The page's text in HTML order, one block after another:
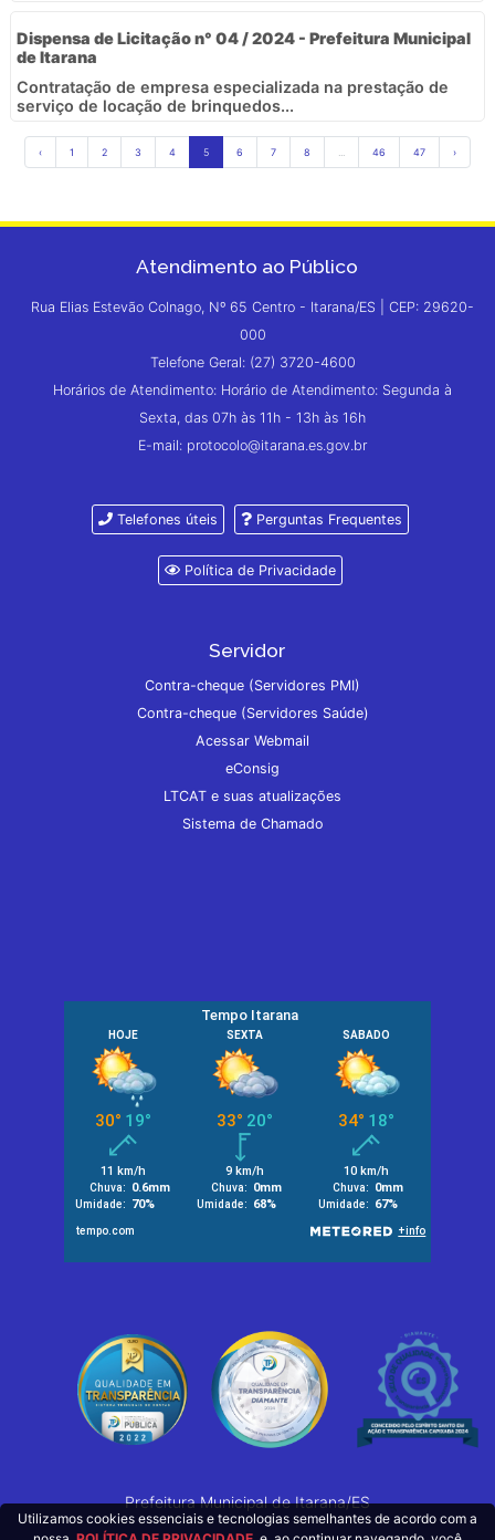
Dispensa de Licitação n° 04 / 2024 - Prefeitura Municipal
de Itarana
Contratação de empresa especializada na prestação de
serviço de locação de brinquedos...
‹ 1 2 3 4 5 6 7 8 46 47 ›
Atendimento ao Público
Rua Elias Estevão Colnago, Nº 65 Centro - Itarana/ES | CEP: 29620-
000
Telefone Geral: (27) 3720-4600
Horários de Atendimento: Horário de Atendimento: Segunda à
Sexta, das 07h às 11h - 13h às 16h
E-mail: protocolo@itarana.es.gov.br
Telefones úteis Perguntas Frequentes
Política de Privacidade
Servidor
Contra-cheque (Servidores PMI)
Contra-cheque (Servidores Saúde)
Acessar Webmail
eConsig
LTCAT e suas atualizações
Sistema de Chamado
Prefeitura Municipal de Itarana/ES
Utilizamos cookies essenciais e tecnologias semelhantes de acordo com a